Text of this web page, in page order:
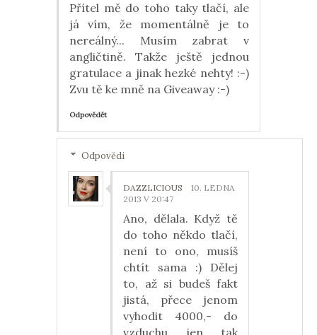
Přítel mě do toho taky tlačí, ale
já vím, že momentálně je to
nereálný... Musím zabrat v
angličtině. Takže ještě jednou
gratulace a jinak hezké nehty! :-)
Zvu tě ke mně na Giveaway :-)
Odpovědět
Odpovědi
DAZZLICIOUS
10. LEDNA
2013 V 20:47
Ano, dělala. Když tě
do toho někdo tlačí,
není to ono, musíš
chtít sama :) Dělej
to, až si budeš fakt
jistá, přece jenom
vyhodit 4000,- do